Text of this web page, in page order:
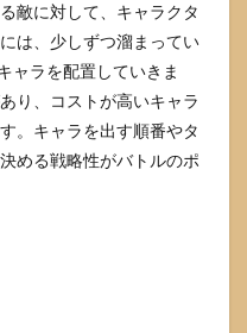
敵に対して、キャラクタ
は、少しずつ溜まってい
ャラを配置していきま
り、コストが高いキャラ
。キャラを出す順番やタ
める戦略性がバトルのポ